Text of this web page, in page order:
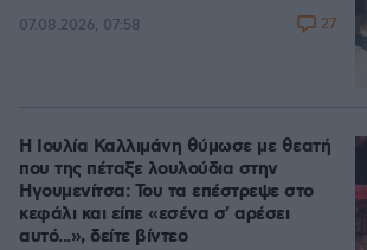
07.08.2026, 07:58 27
Η Ιουλία Καλλιμάνη θύμωσε με θεατή
που της πέταξε λουλούδια στην
Ηγουμενίτσα: Του τα επέστρεψε στο
κεφάλι και είπε «εσένα σ' αρέσει
αυτό...», δείτε βίντεο